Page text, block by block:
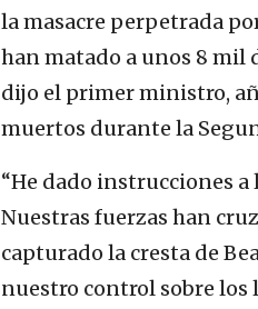
la masacre perpetrada
han matado a unos 8 mil
dijo el primer ministro,
muertos durante la
“He dado instrucciones
Nuestras fuerzas han
capturado la cresta de
nuestro control sobre los